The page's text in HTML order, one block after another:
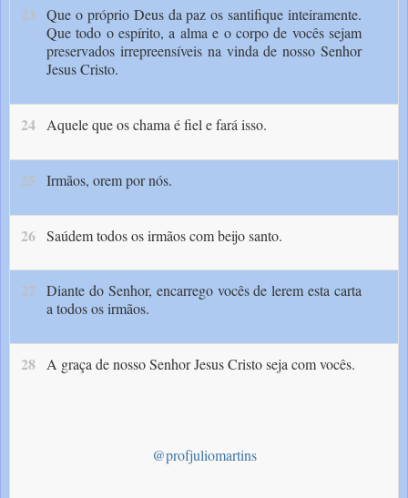
23
Que o próprio Deus da paz os santifique inteiramente.
Que todo o espírito, a alma e o corpo de vocês sejam
preservados irrepreensíveis na vinda de nosso Senhor
Jesus Cristo.
24 Aquele que os chama é fiel e fará isso.
25 Irmãos, orem por nós.
26 Saúdem todos os irmãos com beijo santo.
27
Diante do Senhor, encarrego vocês de lerem esta carta
a todos os irmãos.
28 A graça de nosso Senhor Jesus Cristo seja com vocês.
@profjuliomartins